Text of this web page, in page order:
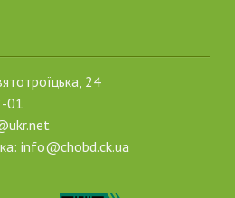
24
01
info@chobd.ck.ua